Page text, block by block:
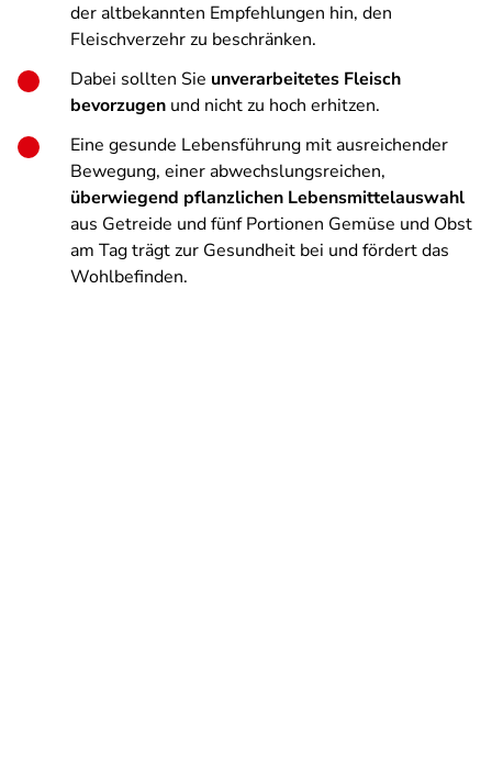
der altbekannten Empfehlungen hin, den
Fleischverzehr zu beschränken.
Dabei sollten Sie unverarbeitetes Fleisch
bevorzugen und nicht zu hoch erhitzen.
Eine gesunde Lebensführung mit ausreichender
Bewegung, einer abwechslungsreichen,
überwiegend pflanzlichen Lebensmittelauswahl
aus Getreide und fünf Portionen Gemüse und Obst
am Tag trägt zur Gesundheit bei und fördert das
Wohlbefinden.